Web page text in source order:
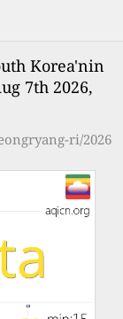
Korea'nin
7th 2026,
ri/2026